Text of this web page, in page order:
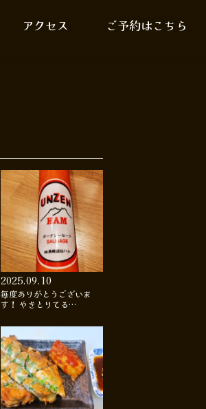
アクセス ご予約はこちら
2025.09.10
毎度ありがとうございま
す！ やきとりてる…